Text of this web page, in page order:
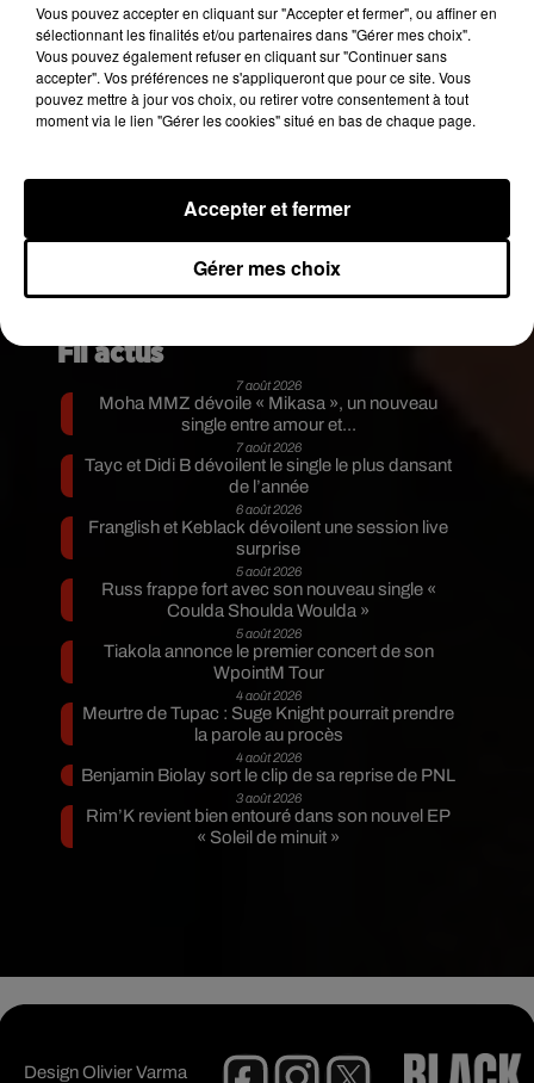
Fil actus
7 août 2026
Moha MMZ dévoile « Mikasa », un nouveau
single entre amour et...
7 août 2026
Tayc et Didi B dévoilent le single le plus dansant
de l’année
6 août 2026
Franglish et Keblack dévoilent une session live
surprise
5 août 2026
Russ frappe fort avec son nouveau single «
Coulda Shoulda Woulda »
5 août 2026
Tiakola annonce le premier concert de son
WpointM Tour
4 août 2026
Meurtre de Tupac : Suge Knight pourrait prendre
la parole au procès
4 août 2026
Benjamin Biolay sort le clip de sa reprise de PNL
3 août 2026
Rim’K revient bien entouré dans son nouvel EP
« Soleil de minuit »
DesignOlivier Varma
Vous pouvez accepter en cliquant sur "Accepter et fermer", ou affiner en
sélectionnant les finalités et/ou partenaires dans "Gérer mes choix".
Vous pouvez également refuser en cliquant sur "Continuer sans
accepter". Vos préférences ne s'appliqueront que pour ce site. Vous
pouvez mettre à jour vos choix, ou retirer votre consentement à tout
moment via le lien "Gérer les cookies" situé en bas de chaque page.
Gérer mes choix
Accepter et fermer